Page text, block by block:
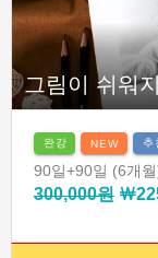
그림이 쉬워
완강 NEW 추
90일+90일 (6개
300,000원￦